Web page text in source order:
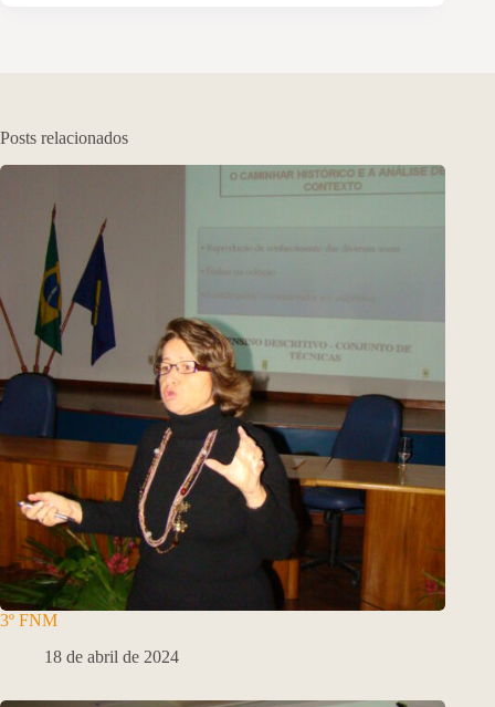
Posts relacionados
3º FNM
18 de abril de 2024